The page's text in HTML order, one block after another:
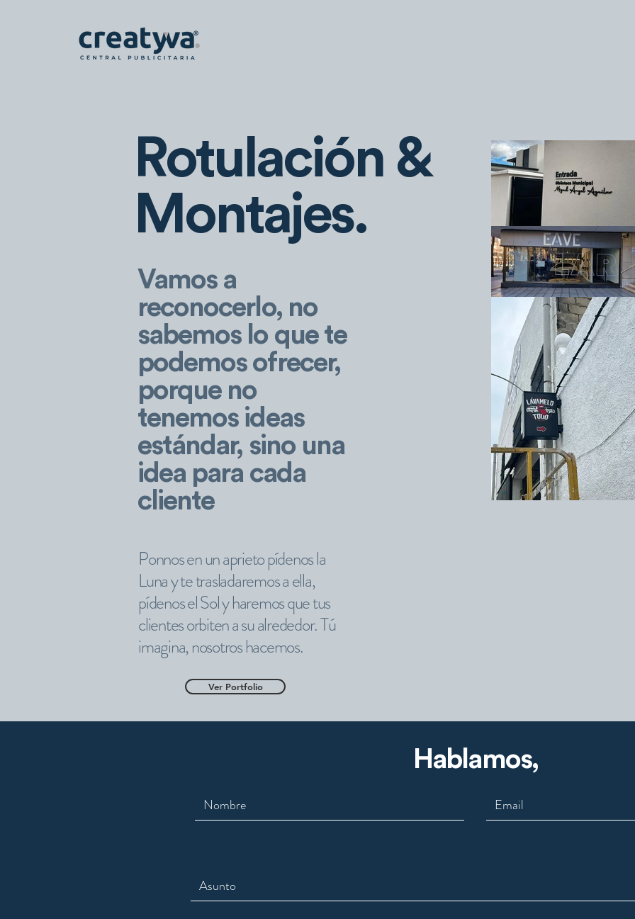
Rotulación &
Montajes.
Vamos a
reconocerlo, no
sabemos lo que te
podemos ofrecer,
porque no
tenemos ideas
estándar, sino una
idea para cada
cliente
Ponnos en un aprieto pídenos la
Luna y te trasladaremos a ella,
pídenos el Sol y haremos que tus
clientes orbiten a su alrededor. Tú
imagina, nosotros hacemos.
Ver Portfolio
Hablamos,